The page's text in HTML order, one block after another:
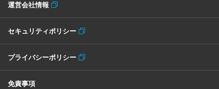
運営会社情報
セキュリティポリシー
プライバシーポリシー
免責事項